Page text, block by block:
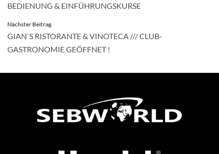
BEDIENUNG & EINFÜHRUNGSKURSE
Nächster Beitrag
GIAN`S RISTORANTE & VINOTECA /// CLUB-
GASTRONOMIE GEÖFFNET !